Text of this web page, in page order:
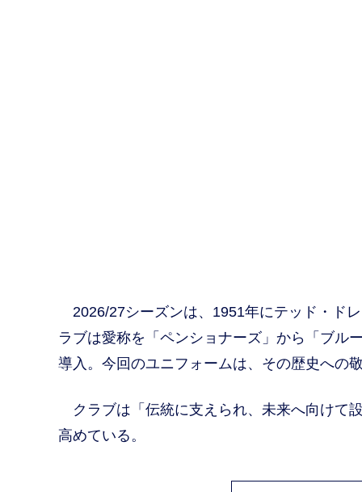
2026/27シーズンは、1951年にテッド・ド
ラブは愛称を「ペンショナーズ」から「ブル
導入。今回のユニフォームは、その歴史への
クラブは「伝統に支えられ、未来へ向けて
高めている。